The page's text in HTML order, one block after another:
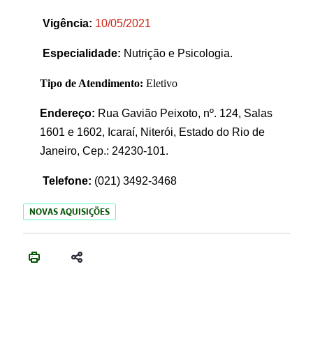
Vigência: 10/05/2021
Especialidade: Nutrição e Psicologia.
Tipo de Atendimento: Eletivo
Endereço: Rua Gavião Peixoto, nº. 124, Salas
1601 e 1602, Icaraí, Niterói, Estado do Rio de
Janeiro, Cep.: 24230-101.
Telefone: (021) 3492-3468
NOVAS AQUISIÇÕES